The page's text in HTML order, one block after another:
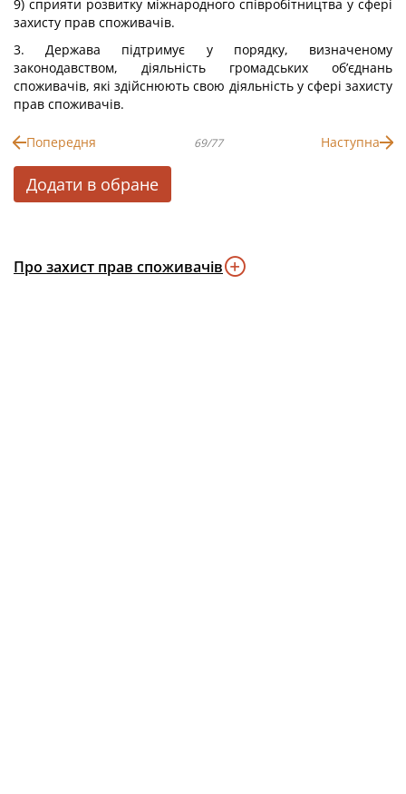
9) сприяти розвитку міжнародного співробітництва у сфері
захисту прав споживачів.
3. Держава підтримує у порядку, визначеному
законодавством, діяльність громадських об’єднань
споживачів, які здійснюють свою діяльність у сфері захисту
прав споживачів.
Попередня 69/77 Наступна
Додати в обране
Про захист прав споживачів